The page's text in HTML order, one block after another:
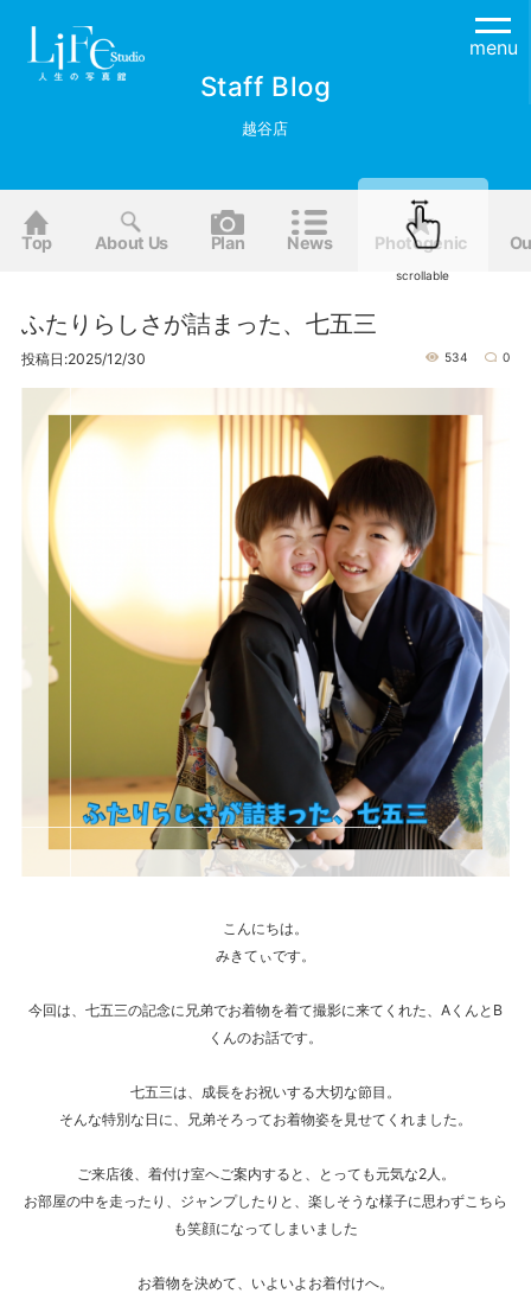
menu
Staff Blog
越谷店
Top About Us Plan News Photogenic
scrollable
ふたりらしさが詰まった、七五三
投稿日:2025/12/30 534 0
こんにちは。
みきてぃです。
今回は、七五三の記念に兄弟でお着物を着て撮影に来てくれた、AくんとB
くんのお話です。
七五三は、成長をお祝いする大切な節目。
そんな特別な日に、兄弟そろってお着物姿を見せてくれました。
ご来店後、着付け室へご案内すると、とっても元気な2人。
お部屋の中を走ったり、ジャンプしたりと、楽しそうな様子に思わずこちら
も笑顔になってしまいました
お着物を決めて、いよいよお着付けへ。